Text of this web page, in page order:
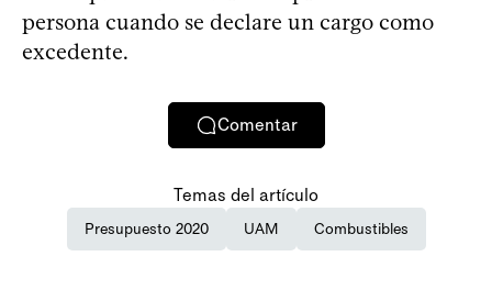
persona cuando se declare un cargo como
excedente.
Comentar
Temas del artículo
Presupuesto 2020 UAM Combustibles